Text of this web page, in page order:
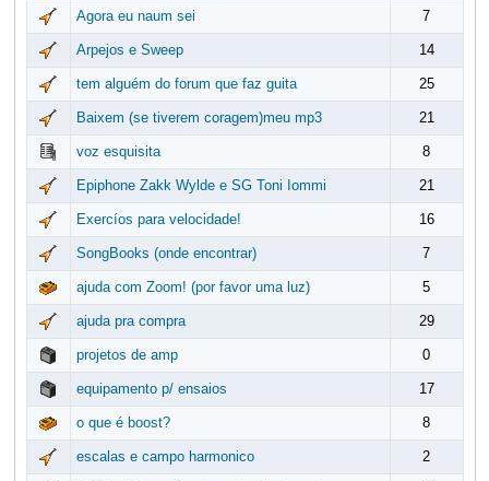
Agora eu naum sei 7
Arpejos e Sweep 14
tem alguém do forum que faz guita 25
Baixem (se tiverem coragem)meu mp3 21
voz esquisita 8
Epiphone Zakk Wylde e SG Toni Iommi 21
Exercíos para velocidade! 16
SongBooks (onde encontrar) 7
ajuda com Zoom! (por favor uma luz) 5
ajuda pra compra 29
projetos de amp 0
equipamento p/ ensaios 17
o que é boost? 8
escalas e campo harmonico 2